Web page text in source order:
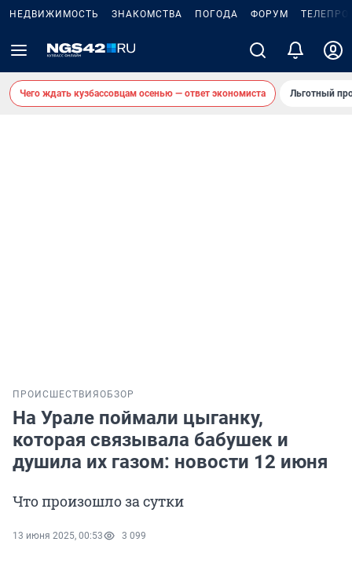
НЕДВИЖИМОСТЬ ЗНАКОМСТВА ПОГОДА ФОРУМ
Чего ждать кузбассовцам осенью — ответ экономиста Льготный
ПРОИСШЕСТВИЯ ОБЗОР
На Урале поймали цыганку,
которая связывала бабушек и
душила их газом: новости 12 июня
Что произошло за сутки
13 июня 2025, 00:53 3 099